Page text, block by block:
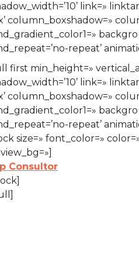
link=»
column_boxshadow=»
repeat’
first min_height=»
link=»
column_boxshadow=»
repeat’
size=» font_color=»
Consultor